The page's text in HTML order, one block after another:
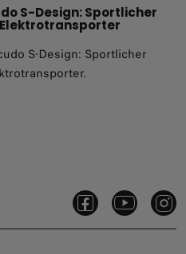
S-Design: Sportlicher
S-Design: Sportlicher